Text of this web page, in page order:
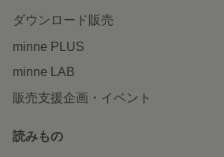
ダウンロード販売
minne PLUS
minne LAB
販売支援企画・イベント
読みもの